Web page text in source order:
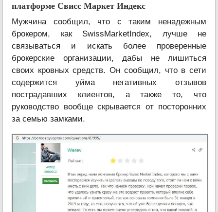
платформе Свисс Маркет Индекс
Мужчина сообщил, что с таким ненадежным
брокером, как SwissMarketIndex, лучше не
связываться и искать более проверенные
брокерские организации, дабы не лишиться
своих кровных средств. Он сообщил, что в сети
содержится уйма негативных отзывов
пострадавших клиентов, а также то, что
руководство вообще скрывается от посторонних
за семью замками.